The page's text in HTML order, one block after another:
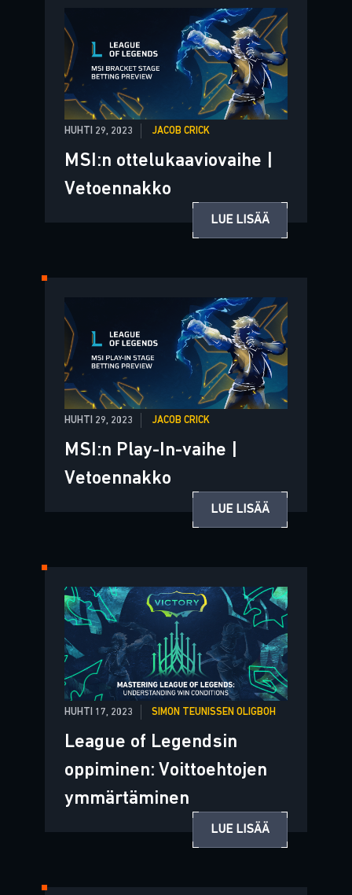
HUHTI 29, 2023 JACOB CRICK
MSI:n ottelukaaviovaihe |
Vetoennakko
LUE LISÄÄ
HUHTI 29, 2023 JACOB CRICK
MSI:n Play-In-vaihe |
Vetoennakko
LUE LISÄÄ
HUHTI 17, 2023 SIMON TEUNISSEN OLIGBOH
League of Legendsin
oppiminen: Voittoehtojen
ymmärtäminen
LUE LISÄÄ